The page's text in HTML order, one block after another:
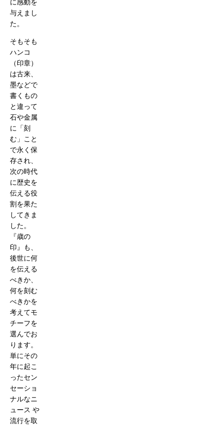
に感動を
与えまし
た。
そもそも
ハンコ
（印章）
は古来、
墨などで
書くもの
と違って
石や金属
に「刻
む」こと
で永く保
存され、
次の時代
に歴史を
伝える役
割を果た
してきま
した。
『歳の
印』も、
後世に何
を伝える
べきか、
何を刻む
べきかを
考えてモ
チーフを
選んでお
ります。
単にその
年に起こ
ったセン
セーショ
ナルなニ
ュース や
流行を取